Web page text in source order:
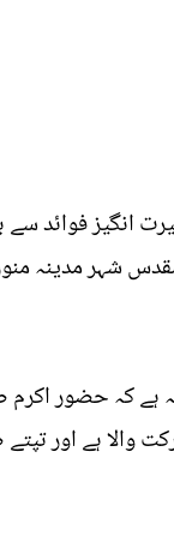
انگیز فوائد سے
شہر مدینہ
ہے کہ حضور اکرم
والا ہے اور